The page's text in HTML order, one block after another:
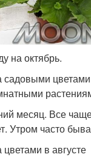
на октябрь.
садовыми
месяц. Все
Утром часто
цветами в августе